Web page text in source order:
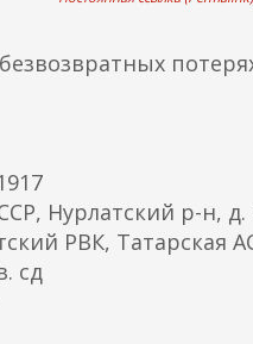
Нурлатский р-н,
РВК, Татарская
сд